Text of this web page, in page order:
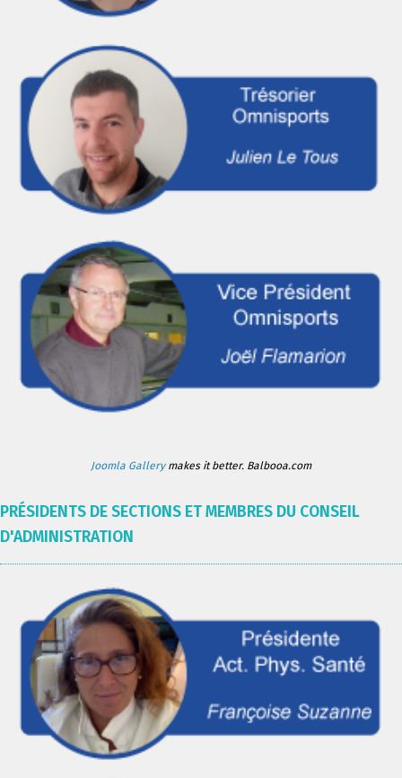
Joomla Gallerymakes it better. Balbooa.com
PRÉSIDENTS DE SECTIONS ET MEMBRES DU CONSEIL
D'ADMINISTRATION